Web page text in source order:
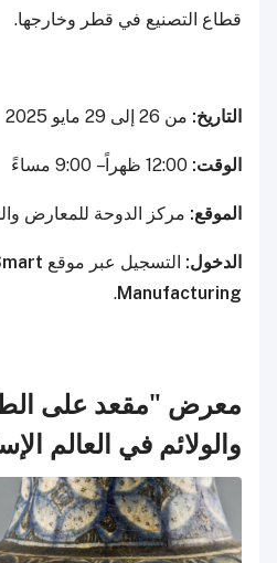
قطاع التصنيع في قطر وخارجها.
التاريخ: من 26 إلى 29 مايو 2025
الوقت:
الموقع: مركز الدوحة للمعارض
الدخول: التسجيل عبر موقع
Manufacturing
.
معرض "مقعد على
والولائم في العالم